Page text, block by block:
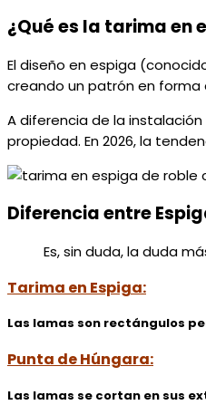
¿Qué es la tarima en
El diseño en espiga
creando un patrón en forma
A diferencia de la
propiedad. En 2026, la
Diferencia entre
Es, sin duda, la duda
Tarima en Espiga:
Las lamas son rectángulos
Punta de Húngara:
Las lamas se cortan en sus